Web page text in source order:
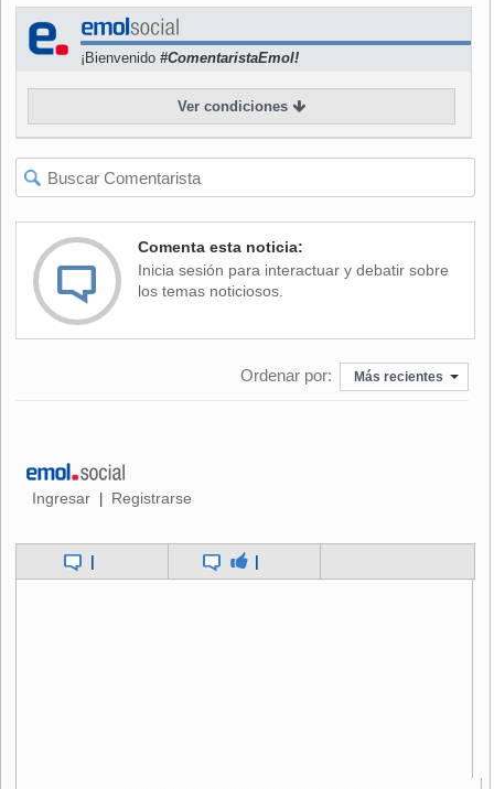
esperar a ningún inversor que vaya a traer la solución a la
universidad (...). No estamos en condiciones de continuar;
esa es la verdad".
Acompañada por el administrador provisional de la U. Arcis,
Patricio Velasco, la titular de Educación también dio a
conocer las deudas del plantel.
brecha cercana a los $1.203 millones, "que no se cubren
aunque se vendiera la última pizarra de la Arcis", aseguró
Delpiano.
Herrera se ha coordinado con el administrador provisional y
La ministra planteó su preferencia por la entrada de un
creemos que nos hace el proceso más enfocado hacia lo
estudiantil que hacia los acreedores. Pero también nos da
¡Bienvenido #ComentaristaEmol!
Ver condiciones
Comenta esta noticia:
Inicia sesión para interactuar y debatir sobre
los temas noticiosos.
Ordenar por: Más recientes
Ingresar Registrarse